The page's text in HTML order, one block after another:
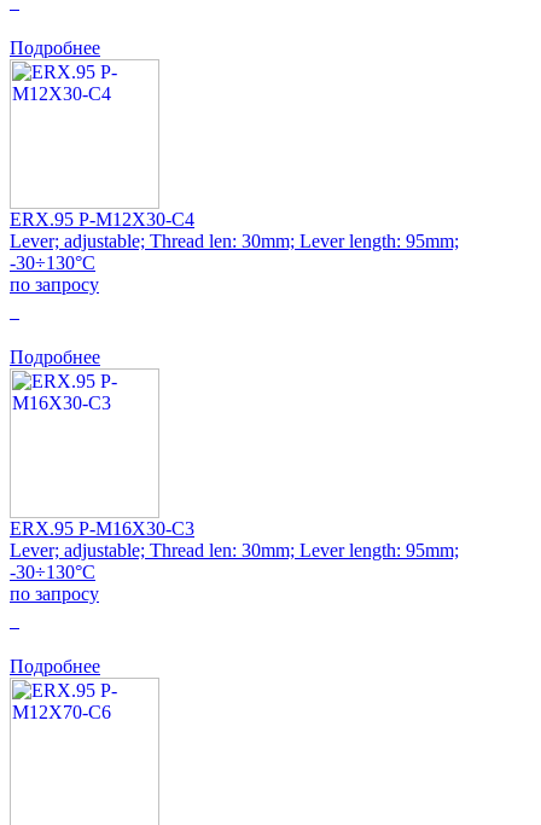
Подробнее
ERX.95 P-M12X30-C4
Lever; adjustable; Thread len: 30mm; Lever length: 95mm;
-30÷130°C
по запросу
Подробнее
ERX.95 P-M16X30-C3
Lever; adjustable; Thread len: 30mm; Lever length: 95mm;
-30÷130°C
по запросу
Подробнее